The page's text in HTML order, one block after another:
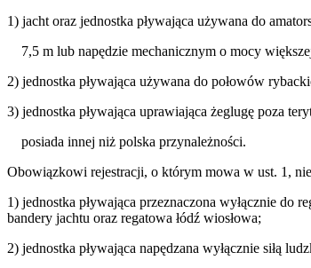
1) jacht oraz jednostka pływająca używana do
7,5 m lub napędzie mechanicznym o mocy
2) jednostka pływająca używana do połowów
3) jednostka pływająca uprawiająca żeglugę poza
posiada innej niż polska przynależności.
Obowiązkowi rejestracji, o którym mowa w ust. 1,
1) jednostka pływająca przeznaczona wyłącznie
bandery jachtu oraz regatowa łódź wiosłowa;
2) jednostka pływająca napędzana wyłącznie siłą